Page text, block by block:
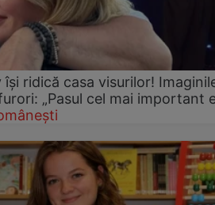
își ridică casa visurilor!
„Pasul cel mai important